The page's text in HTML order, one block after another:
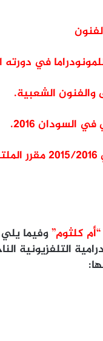
في دورته
الشعبية.
٢٠١٦.
_ مقرر مؤتمر القاهرة
“أم كلثوم”وفيما
التلفزيونية